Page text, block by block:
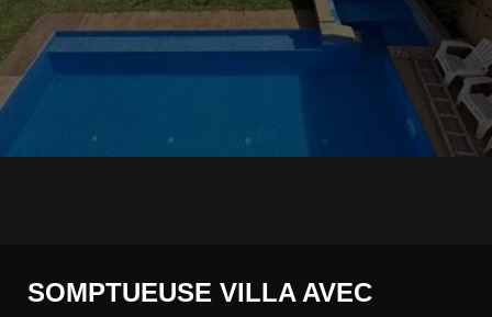
SOMPTUEUSE VILLA AVEC